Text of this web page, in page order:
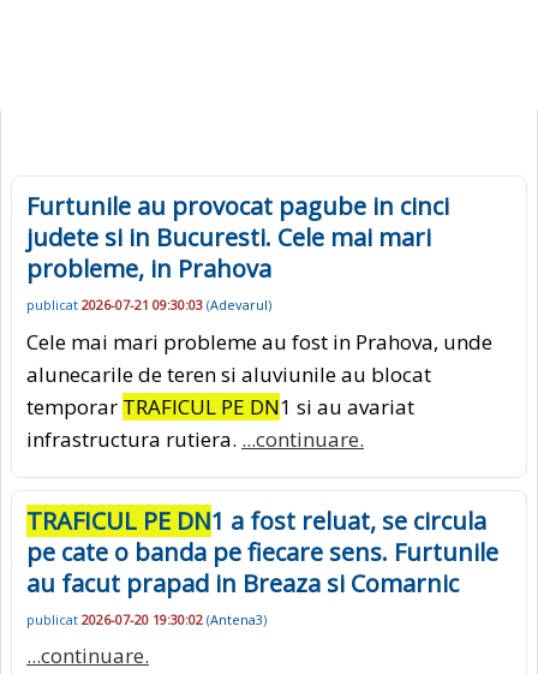
Furtunile au provocat pagube in cinci
judete si in Bucuresti. Cele mai mari
probleme, in Prahova
publicat 2026-07-21 09:30:03 (Adevarul)
Cele mai mari probleme au fost in Prahova, unde
alunecarile de teren si aluviunile au blocat
temporar TRAFICUL PE DN1 si au avariat
infrastructura rutiera. ...continuare.
TRAFICUL PE DN1 a fost reluat, se circula
pe cate o banda pe fiecare sens. Furtunile
au facut prapad in Breaza si Comarnic
publicat 2026-07-20 19:30:02 (Antena3)
...continuare.